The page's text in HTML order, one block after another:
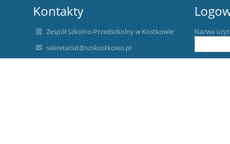
Kontakty
Zespół Szkolno-Przedszkolny w Kostkowie
sekretariat@szskostkowo.pl
Nazwa